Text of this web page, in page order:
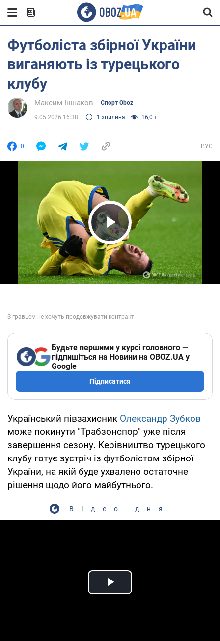
Футболіста збірної України
виганяють із турецького
клубу
Максим Іншаков Спорт Oboz
9.05.2026 16:38 1 хвилина 16,0 т.
0 РУС
Play Video
Будьте першими у курсі головного —
підпишіться на Новини на OBOZ.UA у
Google
Підписатися
Український півзахисник Олександр Зубков
може покинути "Трабзонспор" уже після
завершення сезону. Керівництво турецького
клубу готує зустріч із футболістом збірної
України, на якій буде ухвалено остаточне
рішення щодо його майбутнього.
Відео дня
Play Video